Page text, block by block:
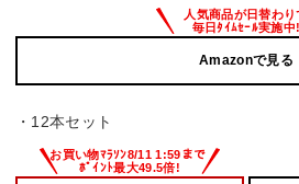
Amazonで見る
・12本セット